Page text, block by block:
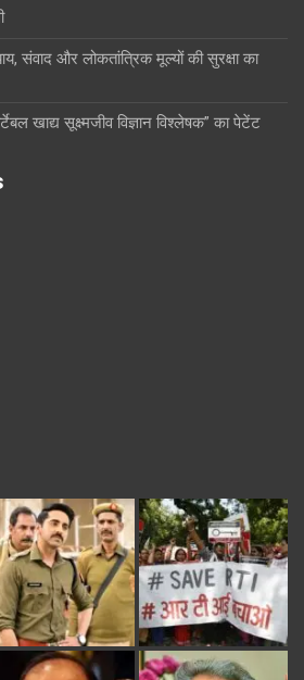
संवाद और लोकतांत्रिक मूल्यों की सुरक्षा का
खाद्य सूक्ष्मजीव विज्ञान विश्लेषक” का पेटेंट